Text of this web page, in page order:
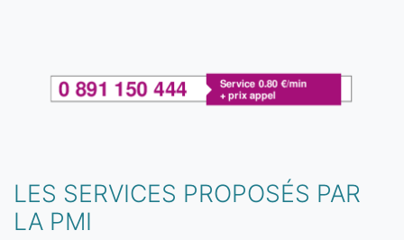
LES SERVICES PROPOSÉS PAR
LA PMI